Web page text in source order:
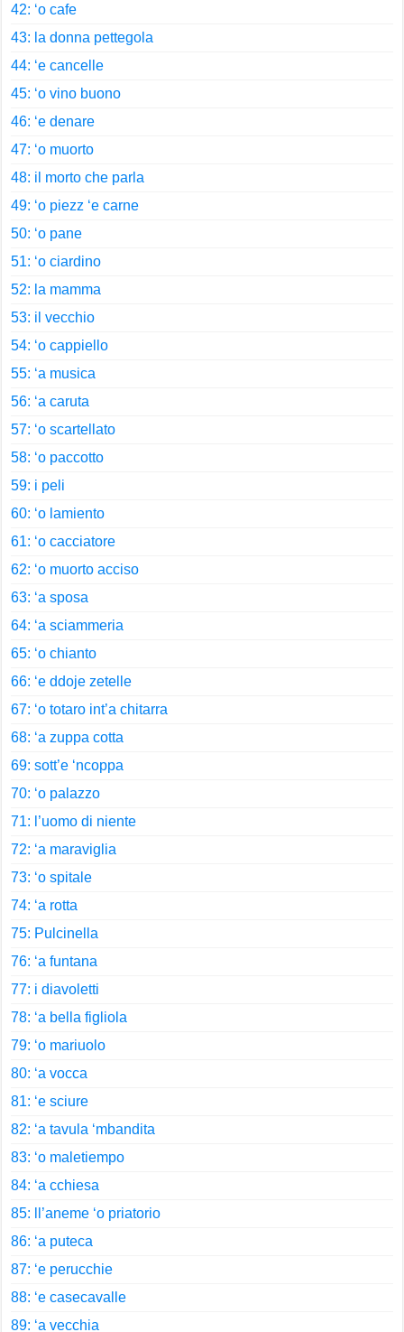
42: ‘o cafe
43: la donna pettegola
44: ‘e cancelle
45: ‘o vino buono
46: ‘e denare
47: ‘o muorto
48: il morto che parla
49: ‘o piezz ‘e carne
50: ‘o pane
51: ‘o ciardino
52: la mamma
53: il vecchio
54: ‘o cappiello
55: ‘a musica
56: ‘a caruta
57: ‘o scartellato
58: ‘o paccotto
59: i peli
60: ‘o lamiento
61: ‘o cacciatore
62: ‘o muorto acciso
63: ‘a sposa
64: ‘a sciammeria
65: ‘o chianto
66: ‘e ddoje zetelle
67: ‘o totaro int’a chitarra
68: ‘a zuppa cotta
69: sott’e ‘ncoppa
70: ‘o palazzo
71: l’uomo di niente
72: ‘a maraviglia
73: ‘o spitale
74: ‘a rotta
75: Pulcinella
76: ‘a funtana
77: i diavoletti
78: ‘a bella figliola
79: ‘o mariuolo
80: ‘a vocca
81: ‘e sciure
82: ‘a tavula ‘mbandita
83: ‘o maletiempo
84: ‘a cchiesa
85: ll’aneme ‘o priatorio
86: ‘a puteca
87: ‘e perucchie
88: ‘e casecavalle
89: ‘a vecchia